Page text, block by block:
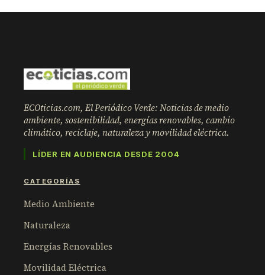
ECOticias.com, El Periódico Verde: Noticias de medio
ambiente, sostenibilidad, energías renovables, cambio
climático, reciclaje, naturaleza y movilidad eléctrica.
LÍDER EN AUDIENCIA DESDE 2004
CATEGORÍAS
Medio Ambiente
Naturaleza
Energías Renovables
Movilidad Eléctrica